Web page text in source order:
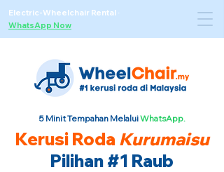
Electric-Wheelchair Rental ·
WhatsApp Now
5 Minit Tempahan MelaluiWhatsApp.
Kerusi Roda Kurumaisu
Pilihan #1 Raub